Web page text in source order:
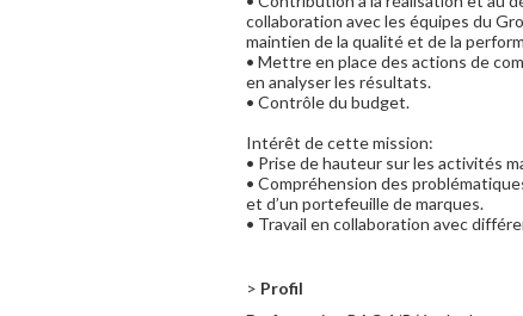
collaboration avec les équipes du
maintien de la qualité et de la
• Mettre en place des actions de
en analyser les résultats.
• Contrôle du budget.
Intérêt de cette mission:
• Prise de hauteur sur les activités
• Compréhension des
et d’un portefeuille de marques.
• Travail en collaboration avec
> Profil